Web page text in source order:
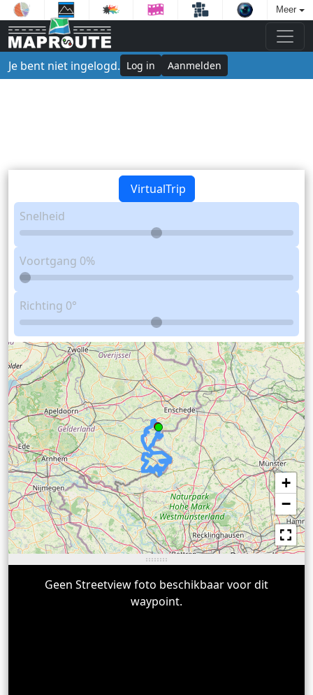
Meer
Je bent niet ingelogd. Log in Aanmelden
VirtualTrip
Snelheid
Voortgang 0%
Richting 0°
+
−
Geen Streetview foto beschikbaar voor dit
waypoint.